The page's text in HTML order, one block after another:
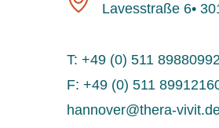
Lavesstraße 6•
T: +49 (0) 511
F: +49 (0) 511
hannover@thera-